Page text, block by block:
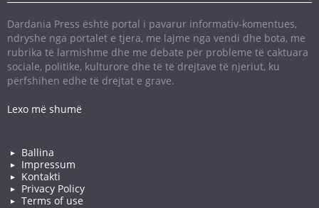
Dardania Press është portal i pavarur informativ-komentues,
ndryshe nga portalet e tjera, me lajme nga vendi dhe bota, me
rubrika të larmishme dhe me debate për probleme të caktuara
sociale, politike, kulturore dhe të të drejtave të njeriut, ku
përfshihen edhe të drejtat e grave.
Lexo më shumë
Ballina
Impressum
Kontakti
Privacy Policy
Terms of use